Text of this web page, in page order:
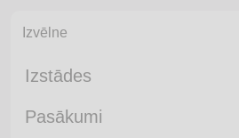
Izvēlne
Izstādes
Pasākumi